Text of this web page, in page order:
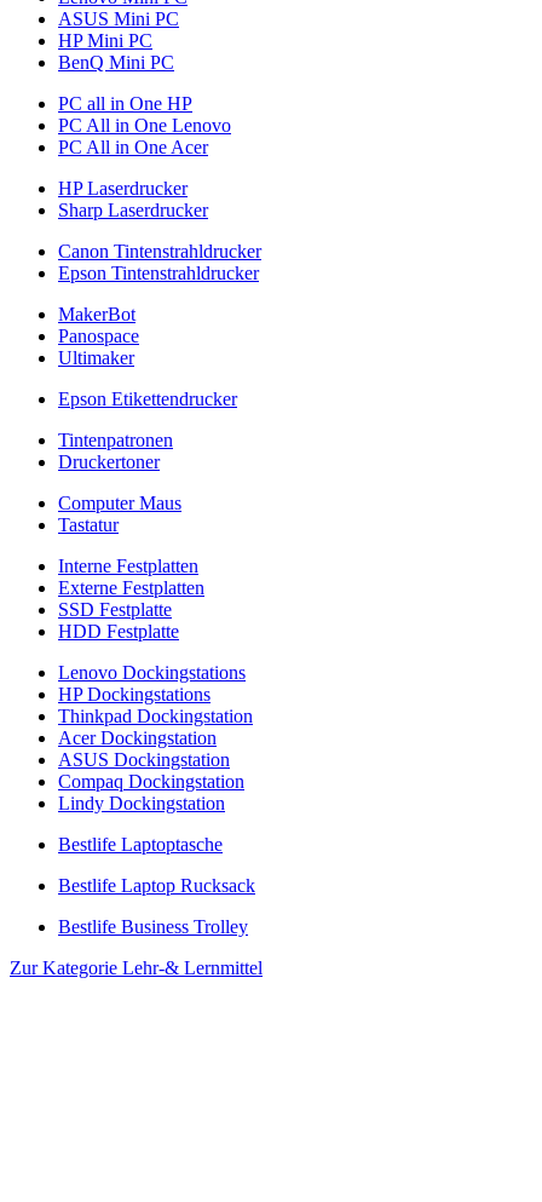
ASUS Mini PC
HP Mini PC
BenQ Mini PC
PC all in One HP
PC All in One Lenovo
PC All in One Acer
HP Laserdrucker
Sharp Laserdrucker
Canon Tintenstrahldrucker
Epson Tintenstrahldrucker
MakerBot
Panospace
Ultimaker
Epson Etikettendrucker
Tintenpatronen
Druckertoner
Computer Maus
Tastatur
Interne Festplatten
Externe Festplatten
SSD Festplatte
HDD Festplatte
Lenovo Dockingstations
HP Dockingstations
Thinkpad Dockingstation
Acer Dockingstation
ASUS Dockingstation
Compaq Dockingstation
Lindy Dockingstation
Bestlife Laptoptasche
Bestlife Laptop Rucksack
Bestlife Business Trolley
Zur Kategorie Lehr-& Lernmittel